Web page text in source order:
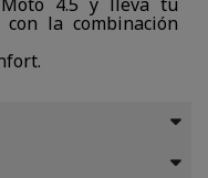
la combinación